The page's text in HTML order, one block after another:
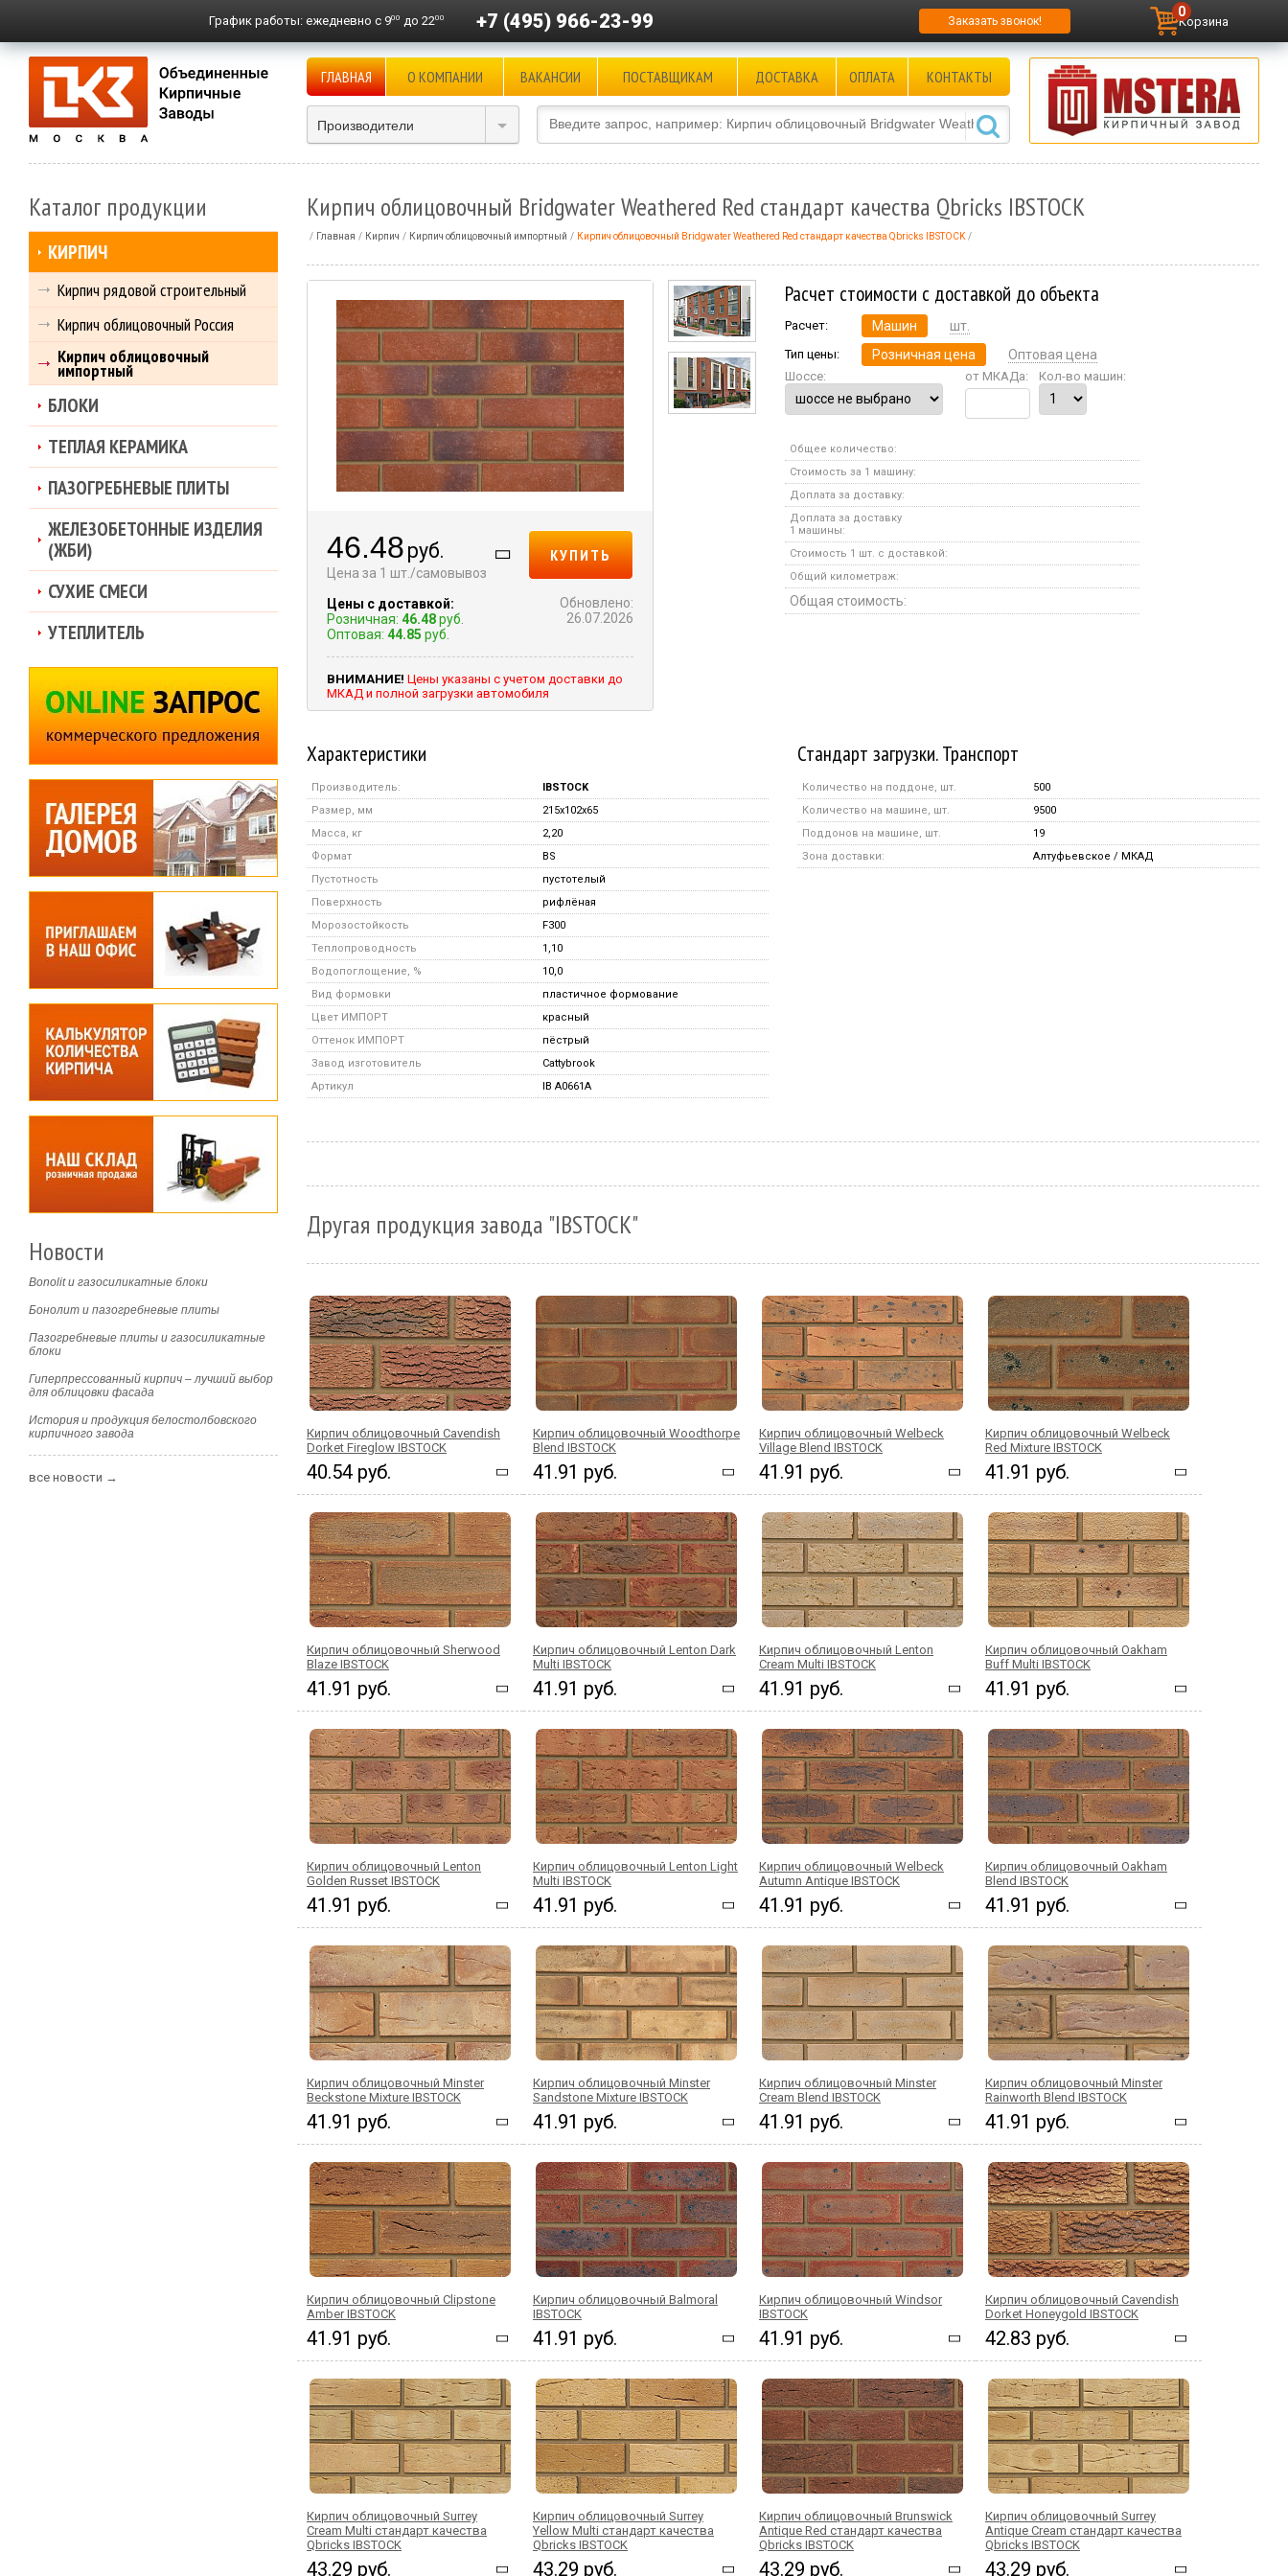
График работы: ежедневно с 900 до 2200 +7 (495) 966-23-99 Заказать звонок! Корзина
0
ГЛАВНАЯ О КОМПАНИИ ВАКАНСИИ ПОСТАВЩИКАМ ДОСТАВКА ОПЛАТА КОНТАКТЫ
Производители
Кирпич облицовочный Bridgwater Weathered Red стандарт качества Qbricks IBSTOCK
Главная Кирпич Кирпич облицовочный импортный Кирпич облицовочный Bridgwater Weathered Red стандарт качества Qbricks IBSTOCK
46.48 руб.
Цена за 1 шт./самовывоз
Цены с доставкой:
Розничная: 46.48руб.
Оптовая: 44.85 руб.
КУПИТЬ
Обновлено:
26.07.2026
ВНИМАНИЕ! Цены указаны с учетом доставки до
МКАД и полной загрузки автомобиля
Расчет стоимости с доставкой до объекта
Расчет: Машин шт.
Тип цены: Розничная цена Оптовая цена
Шоссе: от МКАДа: Кол-во машин:
Общее количество:
Стоимость за 1 машину:
Доплата за доставку:
Доплата за доставку
1 машины:
Стоимость 1 шт. с доставкой:
Общий километраж:
Общая стоимость:
Характеристики
Производитель:
IBSTOCK
Размер, мм
215x102x65
Масса, кг
2,20
Формат
BS
Пустотность
пустотелый
Поверхность
рифлёная
Морозостойкость
F300
Теплопроводность
1,10
Водопоглощение, %
10,0
Вид формовки
пластичное формование
Цвет ИМПОРТ
красный
Оттенок ИМПОРТ
пёстрый
Завод изготовитель
Cattybrook
Артикул
IB A0661A
Стандарт загрузки. Транспорт
Количество на поддоне, шт.
500
Количество на машине, шт.
9500
Поддонов на машине, шт.
19
Зона доставки:
Алтуфьевское / МКАД
Другая продукция завода "IBSTOCK"
Кирпич облицовочный Cavendish
Dorket Fireglow IBSTOCK
40.54 руб.
Кирпич облицовочный Woodthorpe
Blend IBSTOCK
41.91 руб.
Кирпич облицовочный Welbeck
Village Blend IBSTOCK
41.91 руб.
Кирпич облицовочный Welbeck
Red Mixture IBSTOCK
41.91 руб.
Кирпич облицовочный Sherwood
Blaze IBSTOCK
41.91 руб.
Кирпич облицовочный Lenton Dark
Multi IBSTOCK
41.91 руб.
Кирпич облицовочный Lenton
Cream Multi IBSTOCK
41.91 руб.
Кирпич облицовочный Oakham
Buff Multi IBSTOCK
41.91 руб.
Кирпич облицовочный Lenton
Golden Russet IBSTOCK
41.91 руб.
Кирпич облицовочный Lenton Light
Multi IBSTOCK
41.91 руб.
Кирпич облицовочный Welbeck
Autumn Antique IBSTOCK
41.91 руб.
Кирпич облицовочный Oakham
Blend IBSTOCK
41.91 руб.
Кирпич облицовочный Minster
Beckstone Mixture IBSTOCK
41.91 руб.
Кирпич облицовочный Minster
Sandstone Mixture IBSTOCK
41.91 руб.
Кирпич облицовочный Minster
Cream Blend IBSTOCK
41.91 руб.
Кирпич облицовочный Minster
Rainworth Blend IBSTOCK
41.91 руб.
Кирпич облицовочный Clipstone
Amber IBSTOCK
41.91 руб.
Кирпич облицовочный Balmoral
IBSTOCK
41.91 руб.
Кирпич облицовочный Windsor
IBSTOCK
41.91 руб.
Кирпич облицовочный Cavendish
Dorket Honeygold IBSTOCK
42.83 руб.
Кирпич облицовочный Surrey
Cream Multi стандарт качества
Qbricks IBSTOCK
43.29 руб.
Кирпич облицовочный Surrey
Yellow Multi стандарт качества
Qbricks IBSTOCK
43.29 руб.
Кирпич облицовочный Brunswick
Antique Red стандарт качества
Qbricks IBSTOCK
43.29 руб.
Кирпич облицовочный Surrey
Antique Cream стандарт качества
Qbricks IBSTOCK
43.29 руб.
Каталог продукции
КИРПИЧ
Кирпич рядовой строительный
Кирпич облицовочный Россия
Кирпич облицовочный
импортный
БЛОКИ
ТЕПЛАЯ КЕРАМИКА
ПАЗОГРЕБНЕВЫЕ ПЛИТЫ
ЖЕЛЕЗОБЕТОННЫЕ ИЗДЕЛИЯ
(ЖБИ)
СУХИЕ СМЕСИ
УТЕПЛИТЕЛЬ
Новости
Bonolit и газосиликатные блоки
Бонолит и пазогребневые плиты
Пазогребневые плиты и газосиликатные
блоки
Гиперпрессованный кирпич – лучший выбор
для облицовки фасада
История и продукция белостолбовского
кирпичного завода
все новости →